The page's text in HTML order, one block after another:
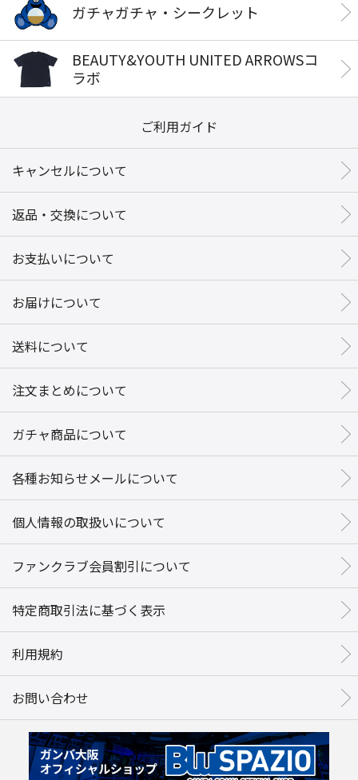
ガチャガチャ・シークレット
BEAUTY&YOUTH UNITED ARROWSコ
ラボ
ご利用ガイド
キャンセルについて
返品・交換について
お支払いについて
お届けについて
送料について
注文まとめについて
ガチャ商品について
各種お知らせメールについて
個人情報の取扱いについて
ファンクラブ会員割引について
特定商取引法に基づく表示
利用規約
お問い合わせ